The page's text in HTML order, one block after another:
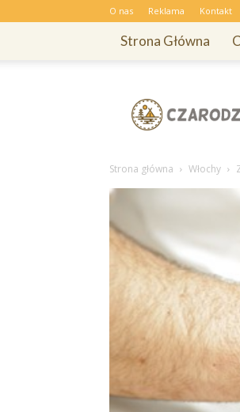
O nas Reklama Kontakt
Strona Główna
Strona główna Włochy